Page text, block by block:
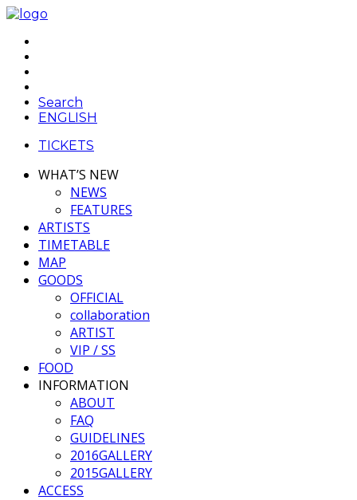
Search
ENGLISH
TICKETS
WHAT’S NEW
NEWS
FEATURES
ARTISTS
TIMETABLE
MAP
GOODS
OFFICIAL
collaboration
ARTIST
VIP / SS
FOOD
INFORMATION
ABOUT
FAQ
GUIDELINES
2016GALLERY
2015GALLERY
ACCESS